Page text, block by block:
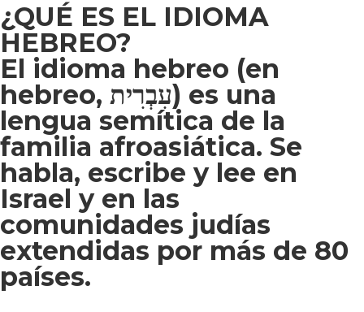
¿QUÉ ES EL IDIOMA
HEBREO?
El idioma hebreo (en
hebreo, עִבְרִית) es una
lengua semítica de la
familia afroasiática. Se
habla, escribe y lee en
Israel y en las
comunidades judías
extendidas por más de 80
países.